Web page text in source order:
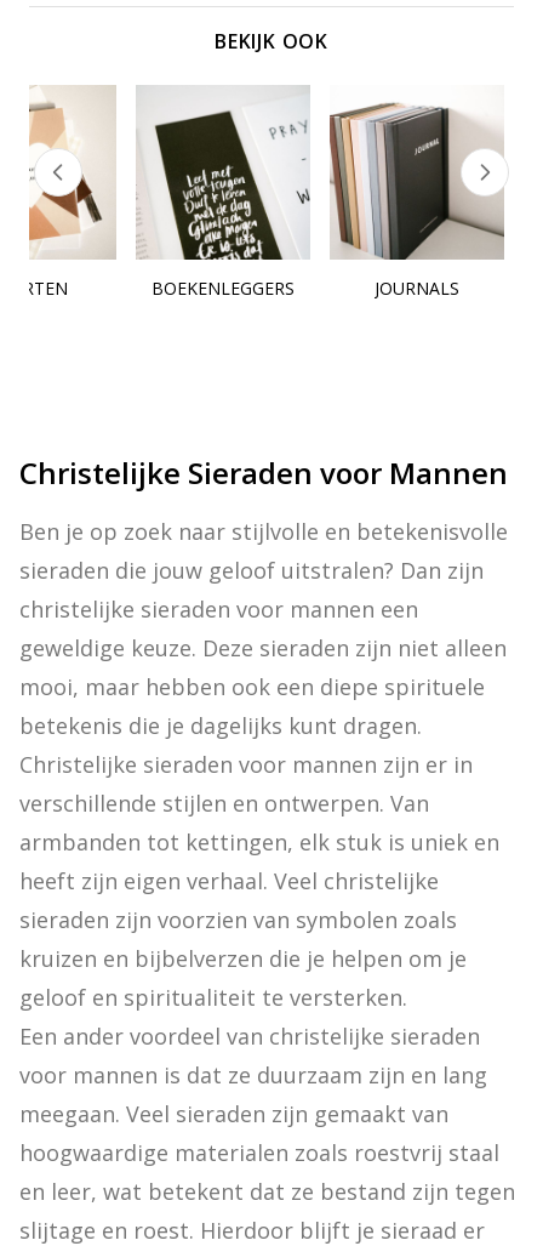
BEKIJK OOK
BOEKENLEGGERS JOURNALS
Christelijke Sieraden voor Mannen
Ben je op zoek naar stijlvolle en betekenisvolle
sieraden die jouw geloof uitstralen? Dan zijn
christelijke sieraden voor mannen een
geweldige keuze. Deze sieraden zijn niet alleen
mooi, maar hebben ook een diepe spirituele
betekenis die je dagelijks kunt dragen.
Christelijke sieraden voor mannen zijn er in
verschillende stijlen en ontwerpen. Van
armbanden tot kettingen, elk stuk is uniek en
heeft zijn eigen verhaal. Veel christelijke
sieraden zijn voorzien van symbolen zoals
kruizen en bijbelverzen die je helpen om je
geloof en spiritualiteit te versterken.
Een ander voordeel van christelijke sieraden
voor mannen is dat ze duurzaam zijn en lang
meegaan. Veel sieraden zijn gemaakt van
hoogwaardige materialen zoals roestvrij staal
en leer, wat betekent dat ze bestand zijn tegen
slijtage en roest. Hierdoor blijft je sieraad er